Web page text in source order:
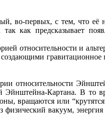
во-первых, с тем, что её
как предсказывает
относительности и
относительности
Эйнштейна-Картана. В то
вращаются или
вакуум,